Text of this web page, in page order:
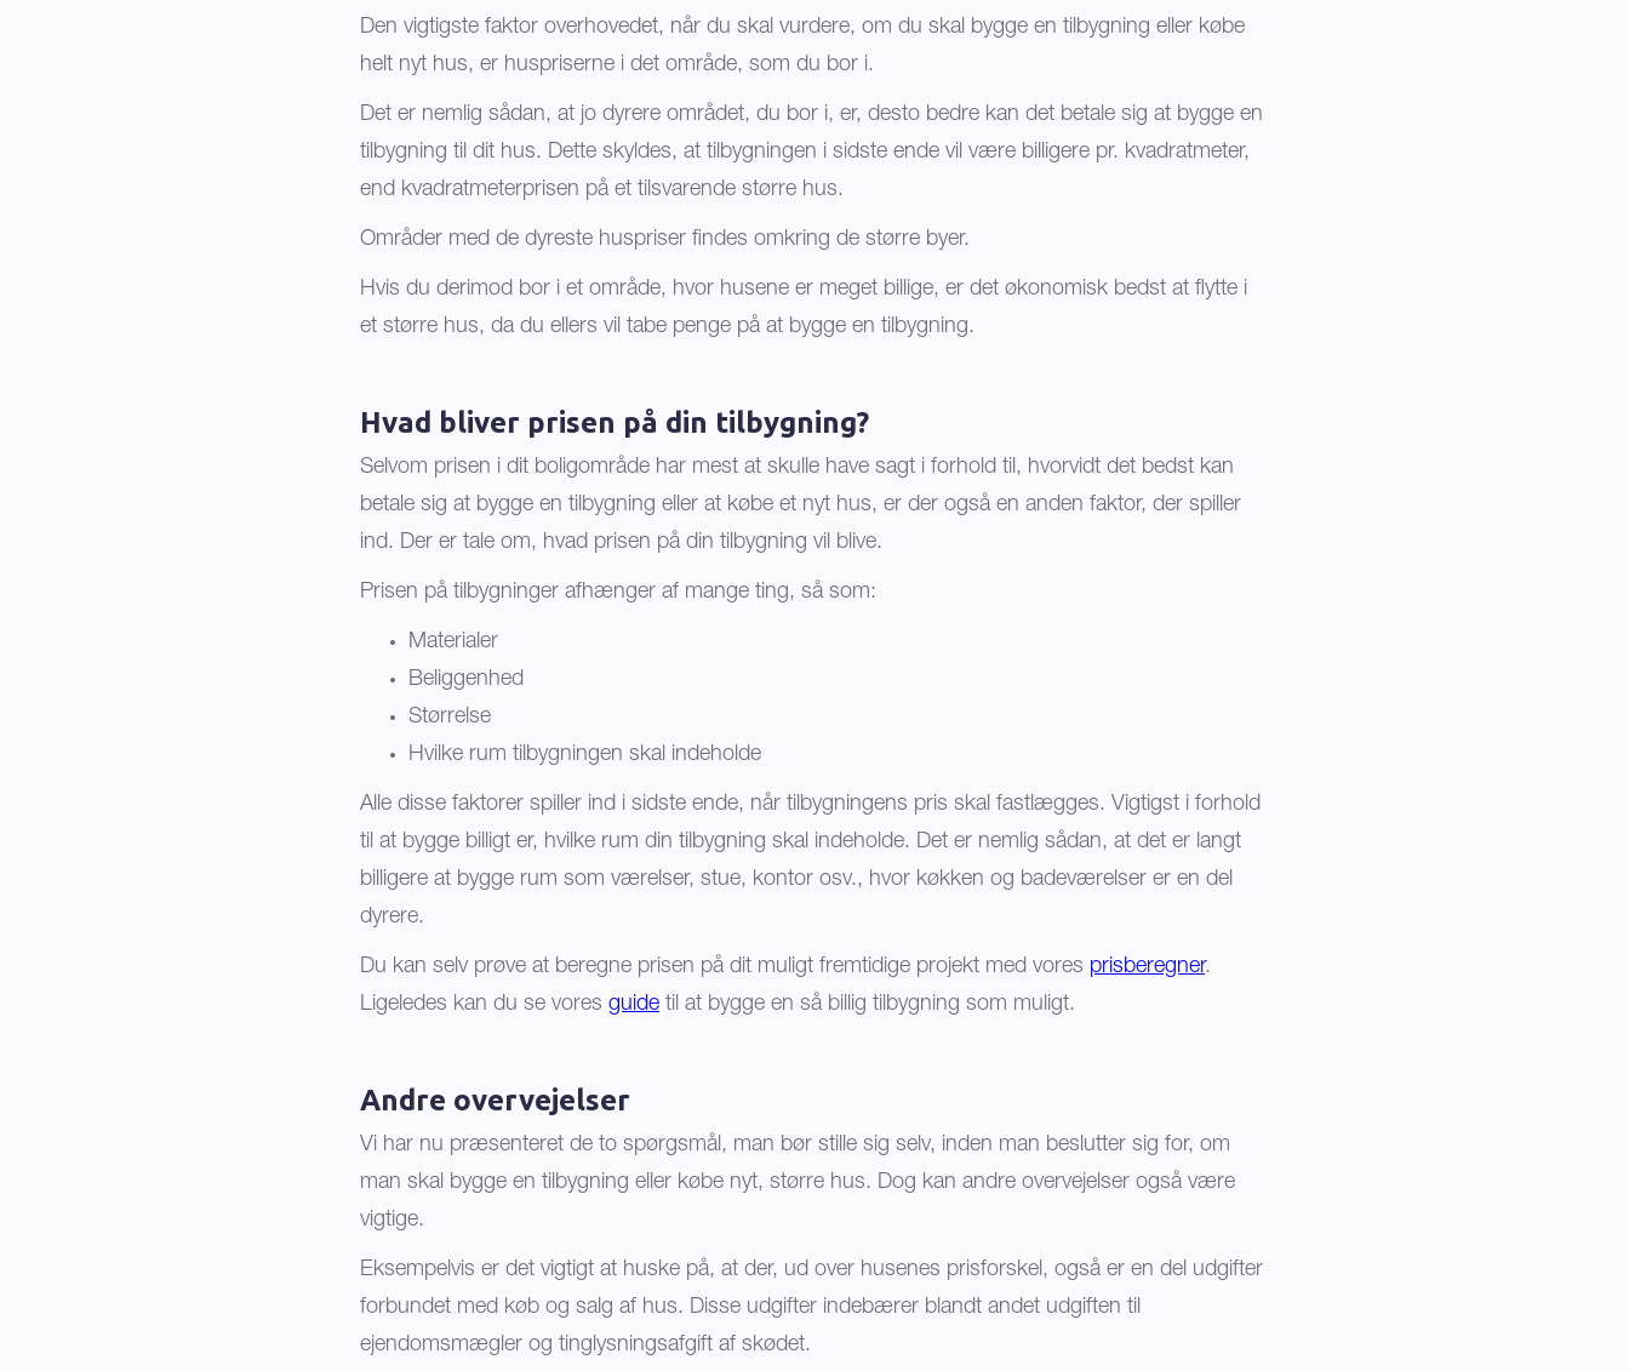
Den vigtigste faktor overhovedet, når du skal vurdere, om du skal bygge en tilbygning eller købe
helt nyt hus, er huspriserne i det område, som du bor i.
Det er nemlig sådan, at jo dyrere området, du bor i, er, desto bedre kan det betale sig at bygge en
tilbygning til dit hus. Dette skyldes, at tilbygningen i sidste ende vil være billigere pr. kvadratmeter,
end kvadratmeterprisen på et tilsvarende større hus.
Områder med de dyreste huspriser findes omkring de større byer.
Hvis du derimod bor i et område, hvor husene er meget billige, er det økonomisk bedst at flytte i
et større hus, da du ellers vil tabe penge på at bygge en tilbygning.
Hvad bliver prisen på din tilbygning?
Selvom prisen i dit boligområde har mest at skulle have sagt i forhold til, hvorvidt det bedst kan
betale sig at bygge en tilbygning eller at købe et nyt hus, er der også en anden faktor, der spiller
ind. Der er tale om, hvad prisen på din tilbygning vil blive.
Prisen på tilbygninger afhænger af mange ting, så som:
Materialer
Beliggenhed
Størrelse
Hvilke rum tilbygningen skal indeholde
Alle disse faktorer spiller ind i sidste ende, når tilbygningens pris skal fastlægges. Vigtigst i forhold
til at bygge billigt er, hvilke rum din tilbygning skal indeholde. Det er nemlig sådan, at det er langt
billigere at bygge rum som værelser, stue, kontor osv., hvor køkken og badeværelser er en del
dyrere.
Du kan selv prøve at beregne prisen på dit muligt fremtidige projekt med vores prisberegner.
Ligeledes kan du se vores guide til at bygge en så billig tilbygning som muligt.
Andre overvejelser
Vi har nu præsenteret de to spørgsmål, man bør stille sig selv, inden man beslutter sig for, om
man skal bygge en tilbygning eller købe nyt, større hus. Dog kan andre overvejelser også være
vigtige.
Eksempelvis er det vigtigt at huske på, at der, ud over husenes prisforskel, også er en del udgifter
forbundet med køb og salg af hus. Disse udgifter indebærer blandt andet udgiften til
ejendomsmægler og tinglysningsafgift af skødet.